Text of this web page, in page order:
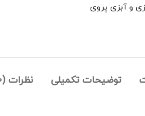
و آبزی پروی
توضیحات تکمیلی نظرات (0)